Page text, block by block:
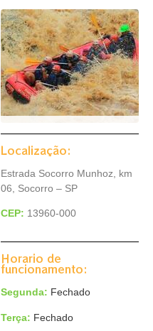
Localização:
Estrada Socorro Munhoz, km
06, Socorro – SP
CEP: 13960-000
Horario de
funcionamento:
Segunda: Fechado
Terça: Fechado